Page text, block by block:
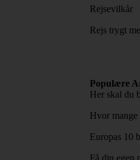
Rejsevilkår
Rejs trygt
Populære
Her skal du
Hvor mange
Europas 10
Få din egen